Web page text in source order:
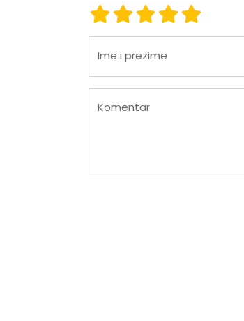
Ocena 5
Ocena 4
Ocena 3
Ocena 2
Ocena 1
Ime i prezime
Komentar